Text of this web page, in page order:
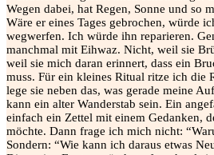
Wegen dabei, hat Regen, Sonne und so
Wäre er eines Tages gebrochen, würde
wegwerfen. Ich würde ihn reparieren.
manchmal mit Eihwaz. Nicht, weil sie
weil sie mich daran erinnert, dass ein
muss. Für ein kleines Ritual ritze ich die
lege sie neben das, was gerade meine
kann ein alter Wanderstab sein. Ein
einfach ein Zettel mit einem Gedanken,
möchte. Dann frage ich mich nicht:
Sondern: “Wie kann ich daraus etwas